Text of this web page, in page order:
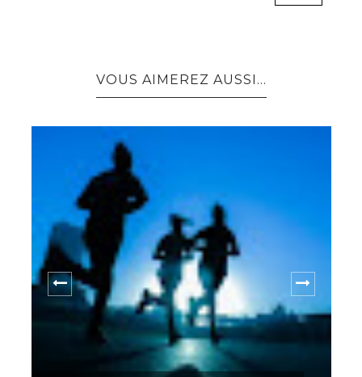
VOUS AIMEREZ AUSSI...